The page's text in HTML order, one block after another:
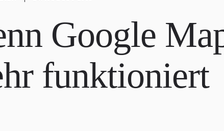
Google
funktioniert